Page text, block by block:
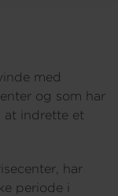
med
og som har
indrette et
har
periode i